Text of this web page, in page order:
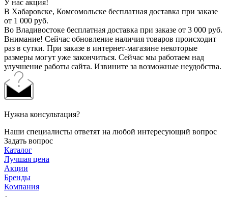
У нас акция!
В Хабаровске, Комсомольске бесплатная доставка при заказе
от 1 000 руб.
Во Владивостоке бесплатная доставка при заказе от 3 000 руб.
Внимание! Сейчас обновление наличия товаров происходит
раз в сутки. При заказе в интернет-магазине некоторые
размеры могут уже закончиться. Сейчас мы работаем над
улучшение работы сайта. Извините за возможные неудобства.
Нужна консультация?
Наши специалисты ответят на любой интересующий вопрос
Задать вопрос
Каталог
Лучшая цена
Акции
Бренды
Компания